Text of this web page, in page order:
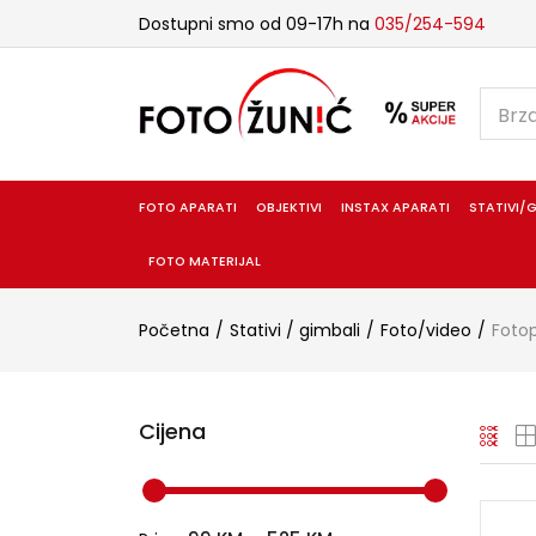
Dostupni smo od 09-17h na 035/254-594
FOTO APARATI OBJEKTIVI INSTAX APARATI STATIVI/
FOTO MATERIJAL
Početna Stativi / gimbali Foto/video
Cijena